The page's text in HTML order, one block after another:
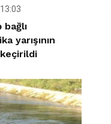
yarışının